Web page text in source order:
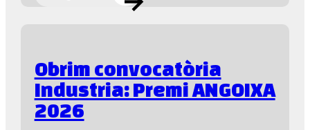
Obrim convocatòria
Industria: Premi ANGOIXA
2026